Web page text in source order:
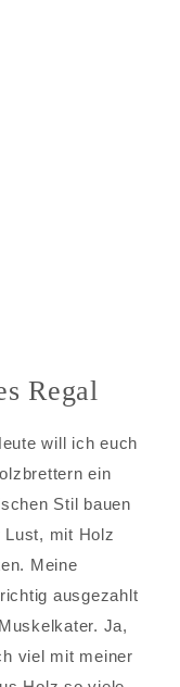
Regal
will ich euch
ein
Stil bauen
Lust, mit Holz
Meine
ausgezahlt
Ja,
viel mit meiner